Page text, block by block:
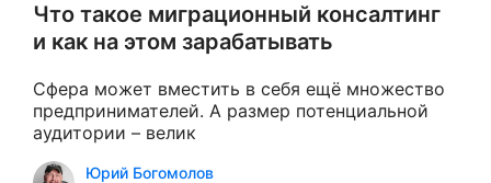
Что такое миграционный консалтинг
и как на этом зарабатывать
Сфера может вместить в себя ещё множество
предпринимателей. А размер потенциальной
аудитории – велик
Юрий Богомолов